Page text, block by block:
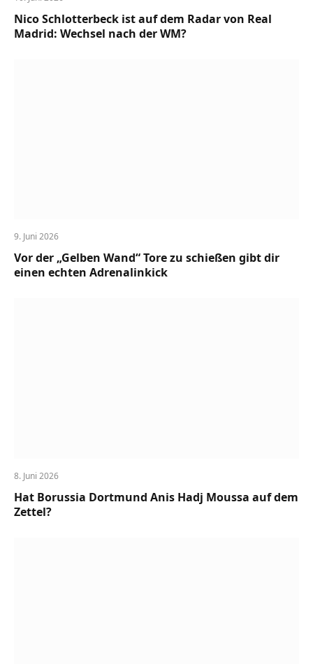
Nico Schlotterbeck ist auf dem Radar von Real
Madrid: Wechsel nach der WM?
9. Juni 2026
Vor der „Gelben Wand“ Tore zu schießen gibt dir
einen echten Adrenalinkick
8. Juni 2026
Hat Borussia Dortmund Anis Hadj Moussa auf dem
Zettel?